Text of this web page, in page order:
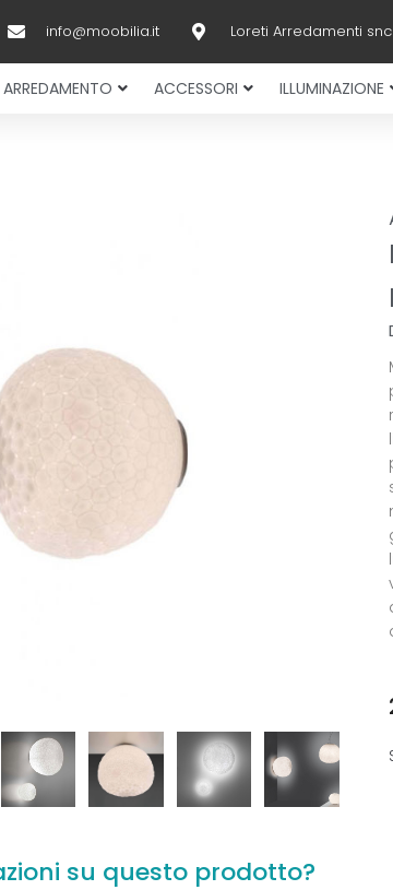
info@moobilia.it Loreti Arredamenti snc
ARREDAMENTO ACCESSORI ILLUMINAZIONE
su questo prodotto?